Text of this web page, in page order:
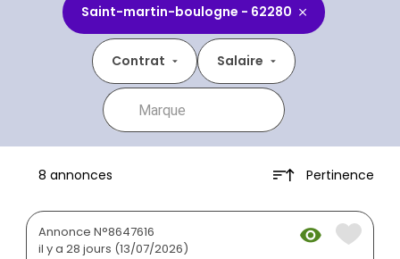
Saint-martin-boulogne - 62280
Contrat Salaire
8 annonces Pertinence
Annonce N°8647616
il y a 28 jours (13/07/2026)